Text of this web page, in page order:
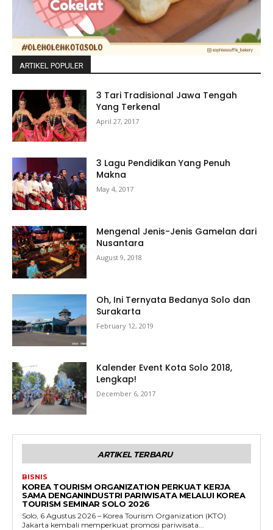
ARTIKEL POPULER
3 Tari Tradisional Jawa Tengah
Yang Terkenal
April 27, 2017
3 Lagu Pendidikan Yang Penuh
Makna
May 4, 2017
Mengenal Jenis-Jenis Gamelan dari
Nusantara
August 9, 2018
Oh, Ini Ternyata Bedanya Solo dan
Surakarta
February 12, 2019
Kalender Event Kota Solo 2018,
Lengkap!
December 6, 2017
ARTIKEL TERBARU
BISNIS
KOREA TOURISM ORGANIZATION PERKUAT KERJA
SAMA DENGANINDUSTRI PARIWISATA MELALUI KOREA
TOURISM SEMINAR SOLO 2026
Solo, 6 Agustus 2026 – Korea Tourism Organization (KTO)
Jakarta kembali memperkuat promosi pariwisata...